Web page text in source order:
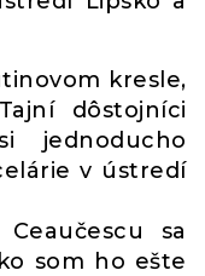
kresle,
dôstojníci
jednoducho
v ústredí
sa
som ho ešte